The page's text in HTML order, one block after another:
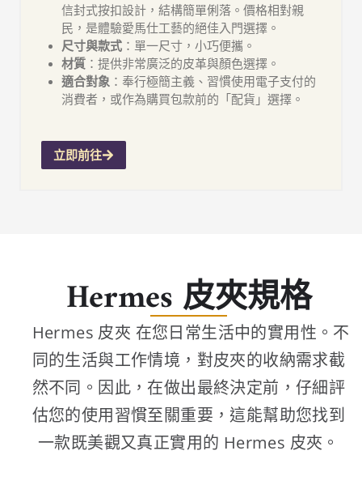
信封式按扣設計，結構簡單俐落。價格相對親
民，是體驗愛馬仕工藝的絕佳入門選擇。
尺寸與款式 ：單一尺寸，小巧便攜。
材質 ：提供非常廣泛的皮革與顏色選擇。
適合對象 ：奉行極簡主義、習慣使用電子支付的
消費者，或作為購買包款前的「配貨」選擇。
立即前往
Hermes 皮夾規格
Hermes 皮夾 在您日常生活中的實用性。不
同的生活與工作情境，對皮夾的收納需求截
然不同。因此，在做出最終決定前，仔細評
估您的使用習慣至關重要，這能幫助您找到
一款既美觀又真正實用的 Hermes 皮夾。